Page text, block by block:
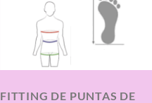
FITTING DE PUNTAS DE